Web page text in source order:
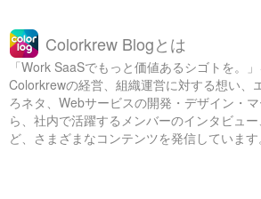
Colorkrew Blogとは
「Work SaaSでもっと価値あるシゴトを。」
Colorkrewの経営、組織運営に対する想い、
ろネタ、Webサービスの開発・デザイン・
ら、社内で活躍するメンバーのインタビュ
ど、さまざまなコンテンツを発信しています